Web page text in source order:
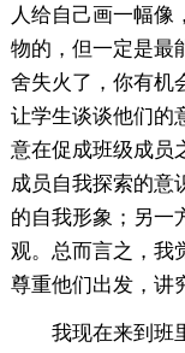
人给自己画一幅像
物的，但一定是最
舍失火了，你有机
让学生谈谈他们的
意在促成班级成员
成员自我探索的意
的自我形象；另一
观。总而言之，我
尊重他们出发，讲
我现在来到班